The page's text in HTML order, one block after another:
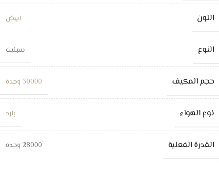
اللون ابيض
النوع سبليت
حجم المكيف 30000 وحدة
نوع الهواء بارد
القدرة الفعلية 28000 وحدة